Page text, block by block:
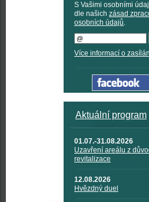
S Vašimi osobními
dle našich zásad
osobních údajů.
Více informací o
Aktuální program
01.07.-31.08.2026
Uzavření areálu z
revitalizace
12.08.2026
Hvězdný duel